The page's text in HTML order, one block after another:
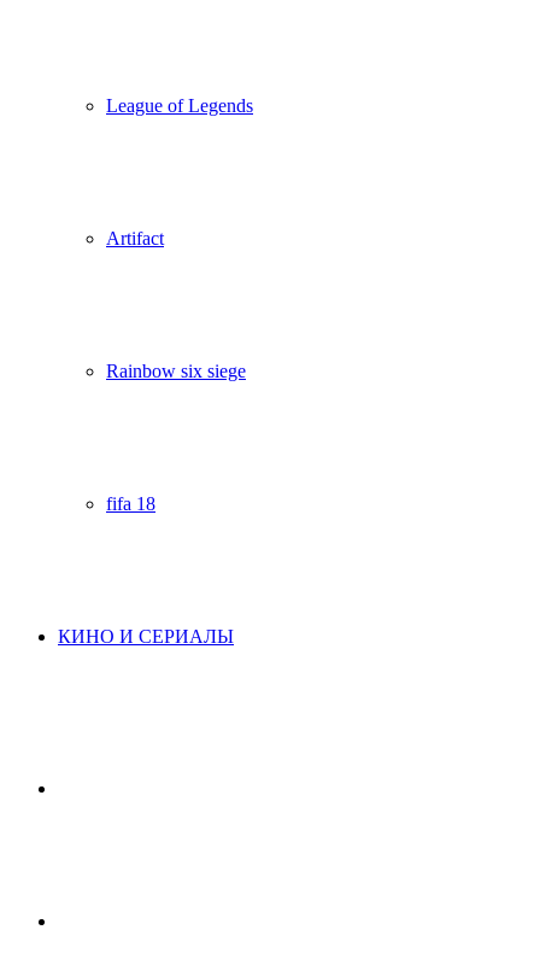
League of Legends
Artifact
Rainbow six siege
fifa 18
КИНО И СЕРИАЛЫ